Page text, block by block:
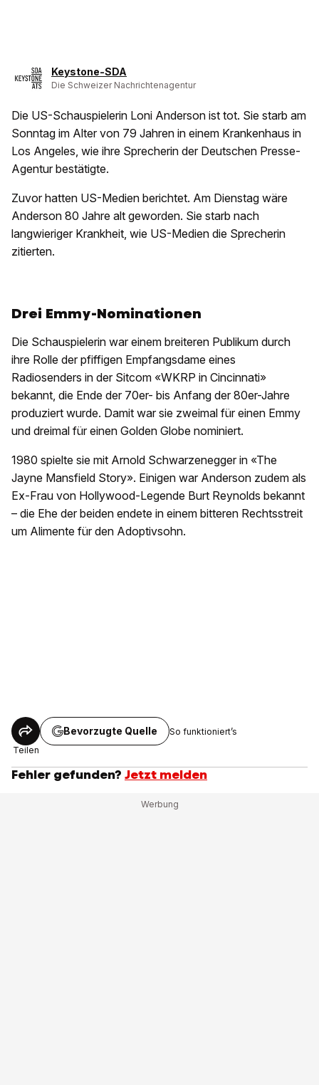
Keystone-SDA
Die Schweizer Nachrichtenagentur
Die US-Schauspielerin Loni Anderson ist tot. Sie starb am
Sonntag im Alter von 79 Jahren in einem Krankenhaus in
Los Angeles, wie ihre Sprecherin der Deutschen Presse-
Agentur bestätigte.
Zuvor hatten US-Medien berichtet. Am Dienstag wäre
Anderson 80 Jahre alt geworden. Sie starb nach
langwieriger Krankheit, wie US-Medien die Sprecherin
zitierten.
Drei Emmy-Nominationen
Die Schauspielerin war einem breiteren Publikum durch
ihre Rolle der pfiffigen Empfangsdame eines
Radiosenders in der Sitcom «WKRP in Cincinnati»
bekannt, die Ende der 70er- bis Anfang der 80er-Jahre
produziert wurde. Damit war sie zweimal für einen Emmy
und dreimal für einen Golden Globe nominiert.
1980 spielte sie mit Arnold Schwarzenegger in «The
Jayne Mansfield Story». Einigen war Anderson zudem als
Ex-Frau von Hollywood-Legende Burt Reynolds bekannt
– die Ehe der beiden endete in einem bitteren Rechtsstreit
um Alimente für den Adoptivsohn.
Teilen
Bevorzugte Quelle So funktioniert’s
Fehler gefunden? Jetzt melden